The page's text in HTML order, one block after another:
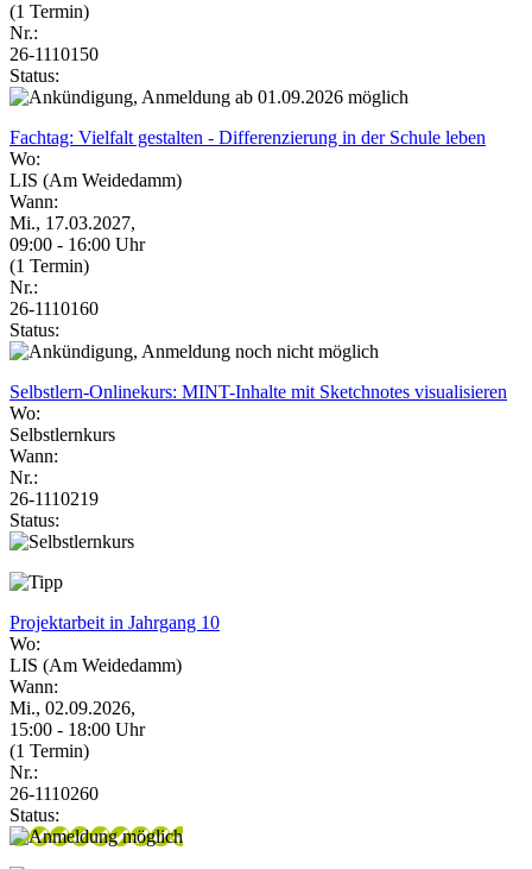
(1 Termin)
Nr.:
26-1110150
Status:
Fachtag: Vielfalt gestalten - Differenzierung in der Schule leben
Wo:
LIS (Am Weidedamm)
Wann:
Mi., 17.03.2027,
09:00 - 16:00 Uhr
(1 Termin)
Nr.:
26-1110160
Status:
Selbstlern-Onlinekurs: MINT-Inhalte mit Sketchnotes visualisieren
Wo:
Selbstlernkurs
Wann:
Nr.:
26-1110219
Status:
Projektarbeit in Jahrgang 10
Wo:
LIS (Am Weidedamm)
Wann:
Mi., 02.09.2026,
15:00 - 18:00 Uhr
(1 Termin)
Nr.:
26-1110260
Status: